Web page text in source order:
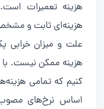
هزینه تعمیرات
هزینه‌ای ثابت و مشخص
علت و میزان خرابی
هزینه ممکن نیست. با
کنیم که تمامی
اساس نرخ‌های